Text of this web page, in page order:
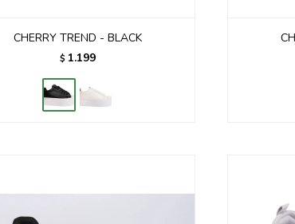
CHERRY TREND - BLACK
$ 1.199